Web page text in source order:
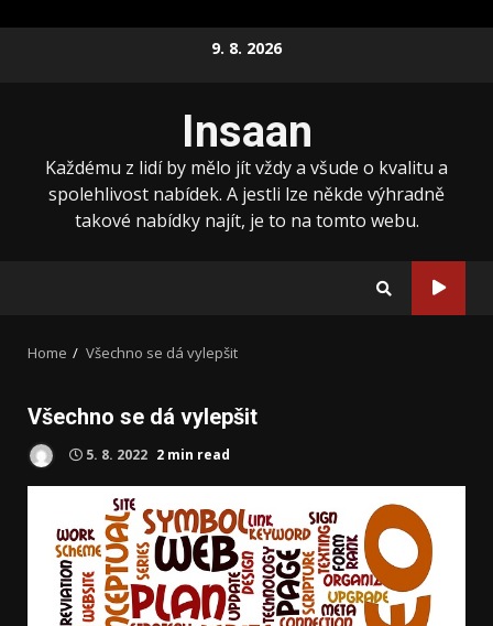
9. 8. 2026
Insaan
Každému z lidí by mělo jít vždy a všude o kvalitu a
spolehlivost nabídek. A jestli lze někde výhradně
takové nabídky najít, je to na tomto webu.
Home Všechno se dá vylepšit
Všechno se dá vylepšit
5. 8. 2022 2 min read